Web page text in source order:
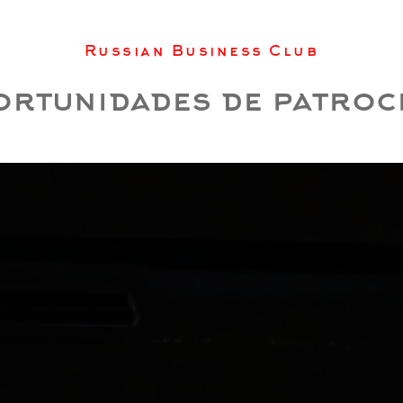
Russian Business Club
de